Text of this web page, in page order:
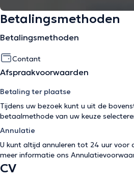
Betalingsmethoden
Betalingsmethoden
Contant
Afspraakvoorwaarden
Betaling ter plaatse
Tijdens uw bezoek kunt u uit de
betaalmethode van uw keuze
Annulatie
U kunt altijd annuleren tot 24 uur voor
meer informatie ons
CV